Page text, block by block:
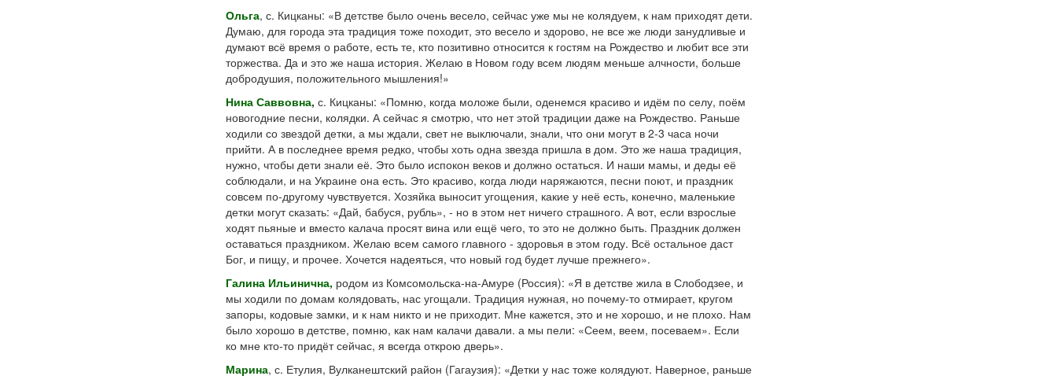
Ольга, с. Кицканы: «В детстве было очень весело, сейчас уже мы не колядуем, к нам приходят дети.
Думаю, для города эта традиция тоже походит, это весело и здорово, не все же люди занудливые и
думают всё время о работе, есть те, кто позитивно относится к гостям на Рождество и любит все эти
торжества. Да и это же наша история. Желаю в Новом году всем людям меньше алчности, больше
добродушия, положительного мышления!»
Нина Саввовна, с. Кицканы: «Помню, когда моложе были, оденемся красиво и идём по селу, поём
новогодние песни, колядки. А сейчас я смотрю, что нет этой традиции даже на Рождество. Раньше
ходили со звездой детки, а мы ждали, свет не выключали, знали, что они могут в 2-3 часа ночи
прийти. А в последнее время редко, чтобы хоть одна звезда пришла в дом. Это же наша традиция,
нужно, чтобы дети знали её. Это было испокон веков и должно остаться. И наши мамы, и деды её
соблюдали, и на Украине она есть. Это красиво, когда люди наряжаются, песни поют, и праздник
совсем по-другому чувствуется. Хозяйка выносит угощения, какие у неё есть, конечно, маленькие
детки могут сказать: «Дай, бабуся, рубль», - но в этом нет ничего страшного. А вот, если взрослые
ходят пьяные и вместо калача просят вина или ещё чего, то это не должно быть. Праздник должен
оставаться праздником. Желаю всем самого главного - здоровья в этом году. Всё остальное даст
Бог, и пищу, и прочее. Хочется надеяться, что новый год будет лучше прежнего».
Галина Ильинична, родом из Комсо­мольска-на-Амуре (Россия): «Я в детстве жила в Слободзее, и
мы ходили по домам колядовать, нас угощали. Традиция нужная, но почему-то отмирает, кругом
запоры, кодовые замки, и к нам никто и не приходит. Мне кажется, это и не хорошо, и не плохо. Нам
было хорошо в детстве, помню, как нам калачи давали. а мы пели: «Сеем, веем, посеваем». Если
ко мне кто-то придёт сейчас, я всегда открою дверь».
Марина, с. Етулия, Вулканештский район (Гагаузия): «Детки у нас тоже колядуют. Наверное, раньше